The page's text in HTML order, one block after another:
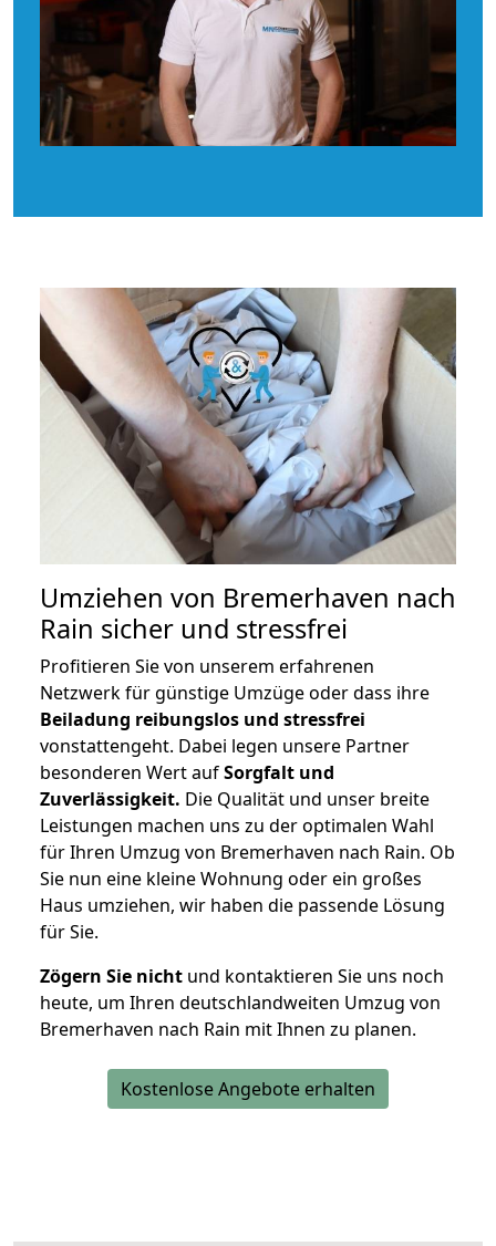
Umziehen von Bremerhaven nach
Rain sicher und stressfrei
Profitieren Sie von unserem erfahrenen
Netzwerk für günstige Umzüge oder dass ihre
Beiladung reibungslos und stressfrei
vonstattengeht. Dabei legen unsere Partner
besonderen Wert aufSorgfalt und
Zuverlässigkeit. Die Qualität und unser breite
Leistungen machen uns zu der optimalen Wahl
für Ihren Umzug von Bremerhaven nach Rain. Ob
Sie nun eine kleine Wohnung oder ein großes
Haus umziehen, wir haben die passende Lösung
für Sie.
Zögern Sie nicht und kontaktieren Sie uns noch
heute, um Ihren deutschlandweiten Umzug von
Bremerhaven nach Rain mit Ihnen zu planen.
Kostenlose Angebote erhalten